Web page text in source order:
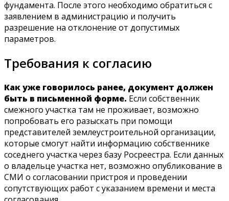
фундамента. После этого необходимо обратиться с
заявлением в администрацию и получить
разрешение на отклонение от допустимых
параметров.
Требования к согласию
Как уже говорилось ранее, документ должен
быть в письменной форме. Если собственник
смежного участка там не проживает, возможно
попробовать его разыскать при помощи
представителей землеустроительной организации,
которые смогут найти информацию собственнике
соседнего участка через базу Росреестра. Если данных
о владельце участка нет, возможно опубликование в
СМИ о согласовании пристроя и проведении
сопутствующих работ с указанием времени и места